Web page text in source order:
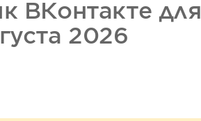
ВКонтакте для
2026